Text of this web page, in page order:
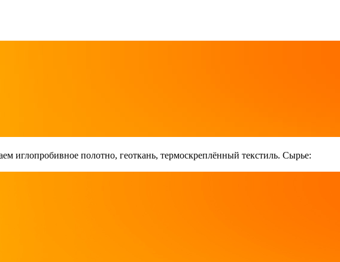
иглопробивное полотно, геоткань, термоскреплённый текстиль. Сырье: